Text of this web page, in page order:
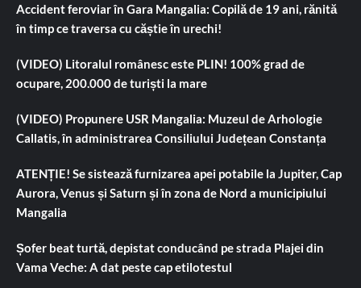
Accident feroviar în Gara Mangalia: Copilă de 19 ani, rănită
în timp ce traversa cu căștie în urechi!
(VIDEO) Litoralul românesc este PLIN! 100% grad de
ocupare, 200.000 de turiști la mare
(VIDEO) Propunere USR Mangalia: Muzeul de Arhologie
Callatis, în administrarea Consiliului Județean Constanța
ATENȚIE! Se sistează furnizarea apei potabile la Jupiter, Cap
Aurora, Venus și Saturn și în zona de Nord a municipiului
Mangalia
Șofer beat turtă, depistat conducând pe strada Plajei din
Vama Veche: A dat peste cap etilotestul